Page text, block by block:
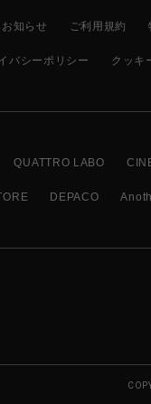
お知らせ ご利用規約
バシーポリシー クッキ
QUATTRO LABO
DEPACO